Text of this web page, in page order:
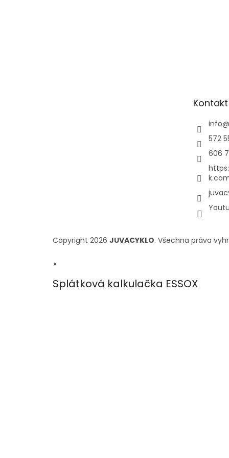
Kontakt
info@
572
606
Copyright 2026 JUVACYKLO. Všechna práva
×
Splátková kalkulačka ESSOX